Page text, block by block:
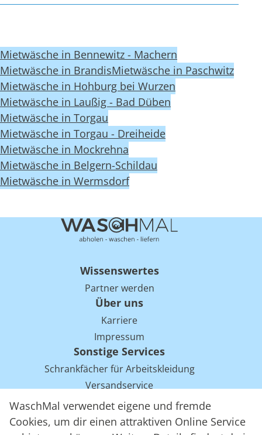
WaschMal verwendet eigene und fremde
Cookies, um dir einen attraktiven Online Service
Mietwäsche in Bennewitz - Machern
Mietwäsche in BrandisMietwäsche in Paschwitz
Mietwäsche in Hohburg bei Wurzen
Mietwäsche in Laußig - Bad Düben
Mietwäsche in Torgau
Mietwäsche in Torgau - Dreiheide
Mietwäsche in Mockrehna
Mietwäsche in Belgern-Schildau
Mietwäsche in Wermsdorf
Wissenswertes
Partner werden
Über uns
Karriere
Impressum
Sonstige Services
Schrankfächer für Arbeitskleidung
Versandservice
Einsparpotentiale für Mietwäsche bei Arbeitskleidung
Arbeitskleidung Tracking mit RFID